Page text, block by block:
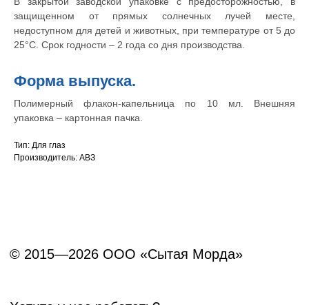
защищенном от прямых солнечных лучей месте,
недоступном для детей и животных, при температуре от 5 до
25°С. Срок годности – 2 года со дня производства.
Форма выпуска.
Полимерный флакон-капельница по 10 мл. Внешняя
упаковка – картонная пачка.
Тип: Для глаз
Производитель: АВЗ